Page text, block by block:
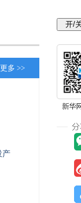
更多 >>
产